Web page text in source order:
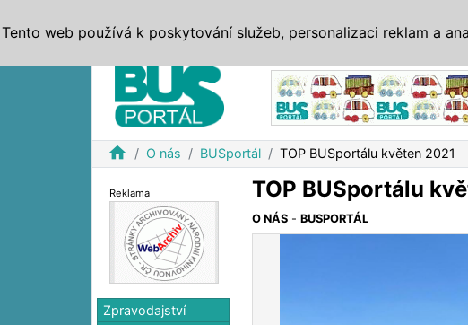
home O nás BUSportál TOP BUSportálu květen 2021
Reklama
Zpravodajství
TOP BUSportálu
O NÁS -BUSPORTÁL
Tento web používá k poskytování služeb, personalizaci reklam a